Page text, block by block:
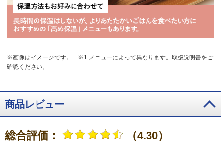
※画像はイメージです。
※1 メニューによって異なります。取扱説明書をご
確認ください。
商品レビュー
総合評価： （4.30）